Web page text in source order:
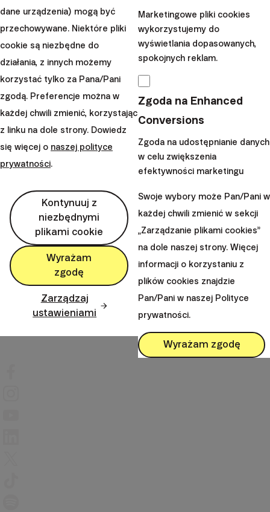
Juraj Hrbatý| 11. marca 2021
Wczytaj więcej
dane urządzenia) mogą być
przechowywane. Niektóre pliki
cookie są niezbędne do
działania, z innych możemy
korzystać tylko za Pana/Pani
zgodą. Preferencje można w
każdej chwili zmienić, korzystając
z linku na dole strony. Dowiedz
się więcej o naszej polityce
prywatności.
Kontynuuj z
niezbędnymi
plikami cookie
Wyrażam
zgodę
Zarządzaj
ustawieniami
Marketingowe pliki cookies
wykorzystujemy do
wyświetlania dopasowanych,
spokojnych reklam.
Zgoda na Enhanced
Conversions
Zgoda na udostępnianie danych
w celu zwiększenia
efektywności marketingu
Swoje wybory może Pan/Pani w
każdej chwili zmienić w sekcji
„Zarządzanie plikami cookies”
na dole naszej strony. Więcej
informacji o korzystaniu z
plików cookies znajdzie
Pan/Pani w naszej Polityce
prywatności.
Wyrażam zgodę
Finax, o.c.p., a.s., Spółka akcyjna, Oddział w Polsce
Bajkalská 19B
821 01 Bratislava
perm_phone_msg +48 22 104 09 08
mail client@finax.eu
Ważne informacje
Inne odnośnikikeyboard_arrow_down